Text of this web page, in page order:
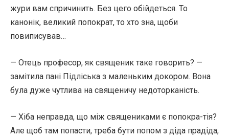
жури вам спричинить. Без цего обійдеться. То
канонік, великий попократ, то хто зна, щоби
повиписував…
— Отець професор, як священик таке говорить? —
замітила пані Підліська з маленьким докором. Вона
була дуже чутлива на священичу недоторканість.
— Хіба неправда, що між священиками є попокра-тія?
Але щоб там попасти, треба бути попом з діда прадіда,